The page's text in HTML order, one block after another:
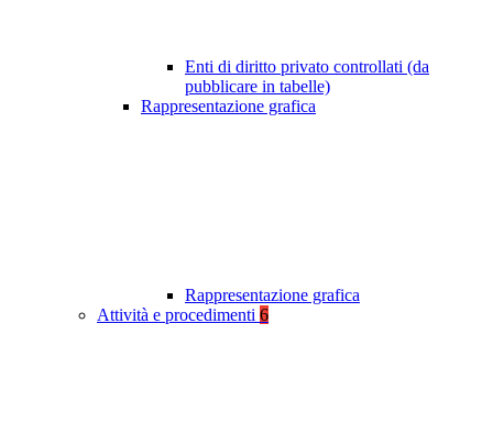
Enti di diritto privato controllati (da
pubblicare in tabelle)
Rappresentazione grafica
Rappresentazione grafica
Attività e procedimenti 6